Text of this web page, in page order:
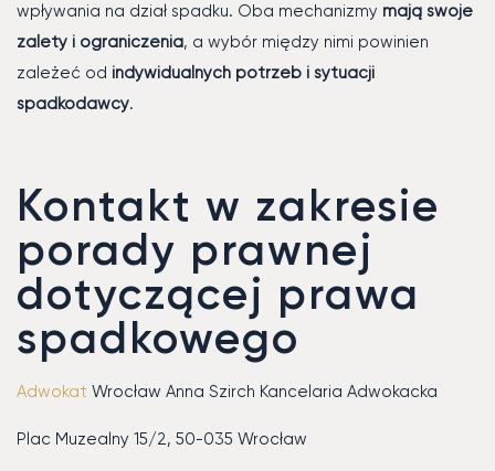
wpływania na dział spadku. Oba mechanizmy mają swoje
zalety i ograniczenia, a wybór między nimi powinien
zależeć od indywidualnych potrzeb i sytuacji
spadkodawcy.
Kontakt w zakresie
porady prawnej
dotyczącej prawa
spadkowego
Adwokat Wrocław Anna Szirch Kancelaria Adwokacka
Plac Muzealny 15/2, 50-035 Wrocław